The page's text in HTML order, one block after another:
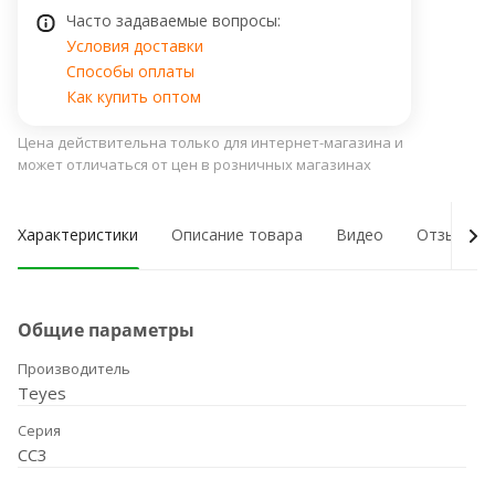
Часто задаваемые вопросы:
Условия доставки
Способы оплаты
Как купить оптом
Цена действительна только для интернет-магазина и
может отличаться от цен в розничных магазинах
Характеристики Описание товара Видео Отзывы о
Общие параметры
Производитель
Teyes
Серия
CC3